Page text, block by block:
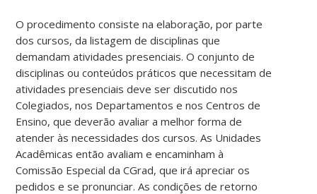
O procedimento consiste na elaboração, por parte
dos cursos, da listagem de disciplinas que
demandam atividades presenciais. O conjunto de
disciplinas ou conteúdos práticos que necessitam de
atividades presenciais deve ser discutido nos
Colegiados, nos Departamentos e nos Centros de
Ensino, que deverão avaliar a melhor forma de
atender às necessidades dos cursos. As Unidades
Acadêmicas então avaliam e encaminham à
Comissão Especial da CGrad, que irá apreciar os
pedidos e se pronunciar. As condições de retorno